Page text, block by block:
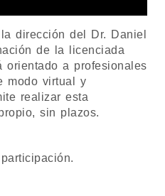
dirección del Dr. Daniel
de la licenciada
orientado a profesionales
modo virtual y
realizar esta
sin plazos.